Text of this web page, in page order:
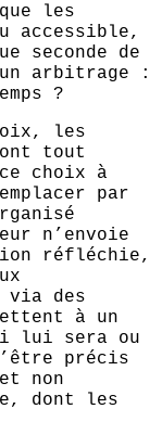
les
accessible,
seconde de
arbitrage :
?
les
tout
choix à
par
n’envoie
réfléchie,
via des
à un
lui sera ou
précis
non
dont les